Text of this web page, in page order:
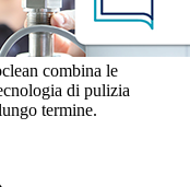
combina le
di pulizia
termine.